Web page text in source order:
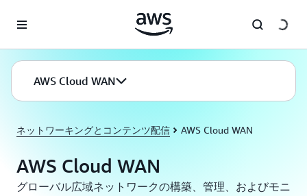
AWS Cloud WAN
ネットワーキングとコンテンツ配信 AWS Cloud WAN
AWS Cloud WAN
グローバル広域ネットワークの構築、管理、およびモニ